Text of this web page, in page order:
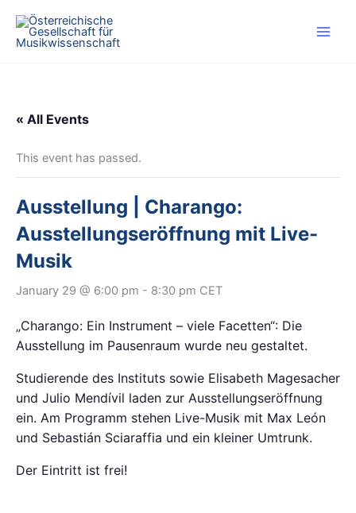
content
« All Events
This event has passed.
Ausstellung | Charango:
Ausstellungseröffnung mit Live-
Musik
January 29 @ 6:00 pm - 8:30 pm CET
„Charango: Ein Instrument – viele Facetten“: Die
Ausstellung im Pausenraum wurde neu gestaltet.
Studierende des Instituts sowie Elisabeth Magesacher
und Julio Mendívil laden zur Ausstellungseröffnung
ein. Am Programm stehen Live-Musik mit Max León
und Sebastián Sciaraffia und ein kleiner Umtrunk.
Der Eintritt ist frei!